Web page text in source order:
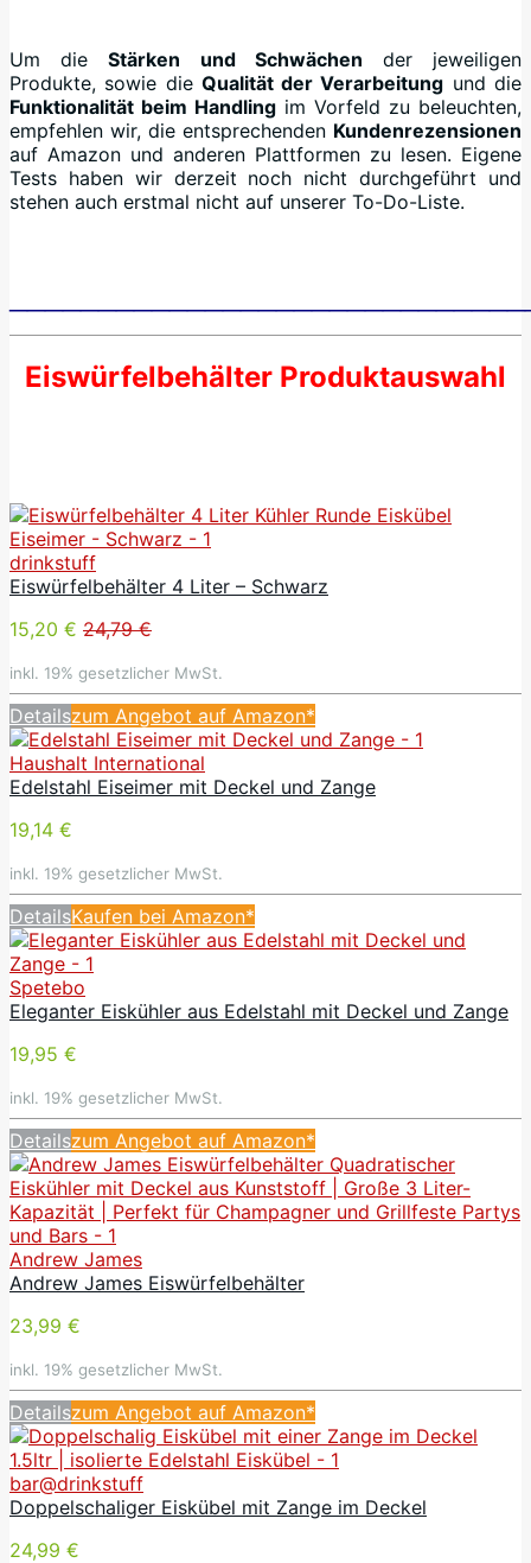
Um dieStärken und Schwächen der jeweiligen
Produkte, sowie die Qualität der Verarbeitung und die
Funktionalität beim Handling im Vorfeld zu beleuchten,
empfehlen wir, die entsprechenden Kundenrezensionen
auf Amazon und anderen Plattformen zu lesen. Eigene
Tests haben wir derzeit noch nicht durchgeführt und
stehen auch erstmal nicht auf unserer To-Do-Liste.
Eiswürfelbehälter Produktauswahl
drinkstuff
Eiswürfelbehälter 4 Liter – Schwarz
15,20 € 24,79 €
inkl. 19% gesetzlicher MwSt.
Detailszum Angebot auf Amazon*
Haushalt International
Edelstahl Eiseimer mit Deckel und Zange
19,14 €
inkl. 19% gesetzlicher MwSt.
DetailsKaufen bei Amazon*
Spetebo
Eleganter Eiskühler aus Edelstahl mit Deckel und Zange
19,95 €
inkl. 19% gesetzlicher MwSt.
Detailszum Angebot auf Amazon*
Andrew James
Andrew James Eiswürfelbehälter
23,99 €
inkl. 19% gesetzlicher MwSt.
Detailszum Angebot auf Amazon*
bar@drinkstuff
Doppelschaliger Eiskübel mit Zange im Deckel
24,99 €